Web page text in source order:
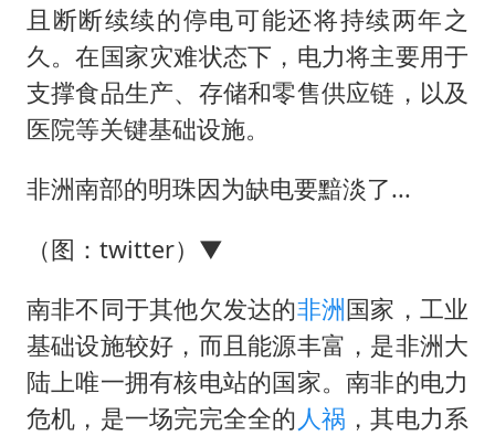
且断断续续的停电可能还将持续两年之
久。在国家灾难状态下，电力将主要用于
支撑食品生产、存储和零售供应链，以及
医院等关键基础设施。
非洲南部的明珠因为缺电要黯淡了...
（图：twitter）▼
南非不同于其他欠发达的非洲国家，工业
基础设施较好，而且能源丰富，是非洲大
陆上唯一拥有核电站的国家。南非的电力
危机，是一场完完全全的 人祸 ，其电力系